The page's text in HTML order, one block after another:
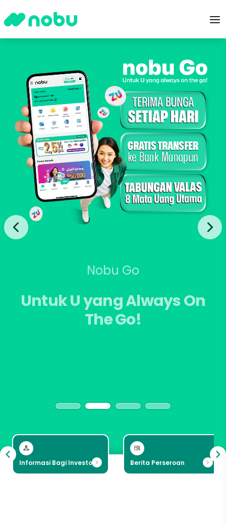
Nobu Go
Untuk U yang Always On
The Go!
Informasi Bagi Investor Berita Perseroan